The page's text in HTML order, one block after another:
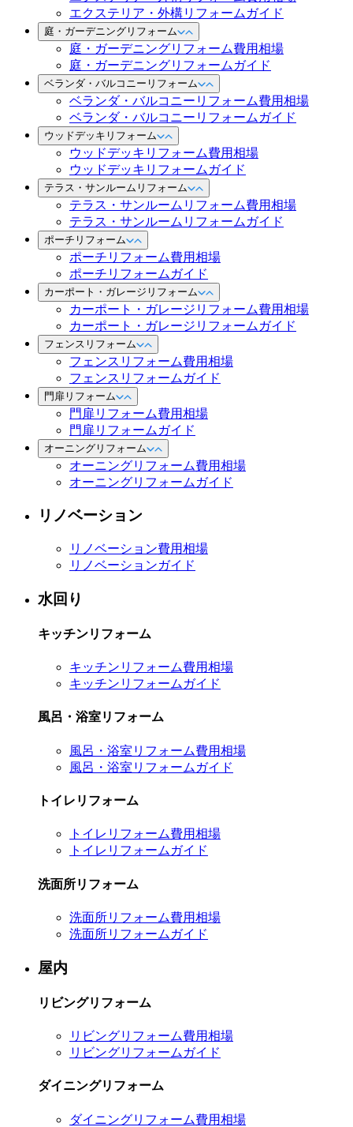
エクステリア・外構リフォームガイド
庭・ガーデニングリフォーム
庭・ガーデニングリフォーム費用相場
庭・ガーデニングリフォームガイド
ベランダ・バルコニーリフォーム
ベランダ・バルコニーリフォーム費用相場
ベランダ・バルコニーリフォームガイド
ウッドデッキリフォーム
ウッドデッキリフォーム費用相場
ウッドデッキリフォームガイド
テラス・サンルームリフォーム
テラス・サンルームリフォーム費用相場
テラス・サンルームリフォームガイド
ポーチリフォーム
ポーチリフォーム費用相場
ポーチリフォームガイド
カーポート・ガレージリフォーム
カーポート・ガレージリフォーム費用相場
カーポート・ガレージリフォームガイド
フェンスリフォーム
フェンスリフォーム費用相場
フェンスリフォームガイド
門扉リフォーム
門扉リフォーム費用相場
門扉リフォームガイド
オーニングリフォーム
オーニングリフォーム費用相場
オーニングリフォームガイド
リノベーション
リノベーション費用相場
リノベーションガイド
水回り
キッチンリフォーム
キッチンリフォーム費用相場
キッチンリフォームガイド
風呂・浴室リフォーム
風呂・浴室リフォーム費用相場
風呂・浴室リフォームガイド
トイレリフォーム
トイレリフォーム費用相場
トイレリフォームガイド
洗面所リフォーム
洗面所リフォーム費用相場
洗面所リフォームガイド
屋内
リビングリフォーム
リビングリフォーム費用相場
リビングリフォームガイド
ダイニングリフォーム
ダイニングリフォーム費用相場